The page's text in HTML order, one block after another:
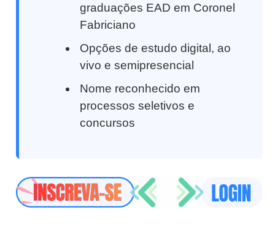
graduações EAD em Coronel
Fabriciano
Opções de estudo digital, ao
vivo e semipresencial
Nome reconhecido em
processos seletivos e
concursos